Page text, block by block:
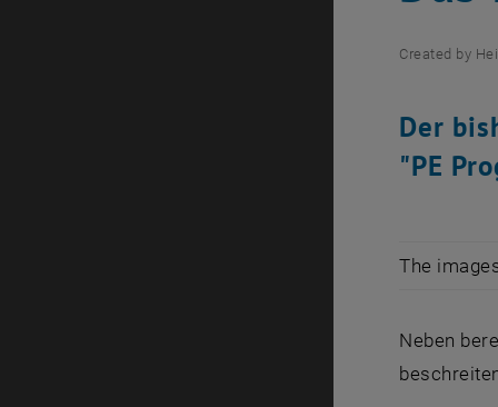
Created by
Der
"PE
The
Neben